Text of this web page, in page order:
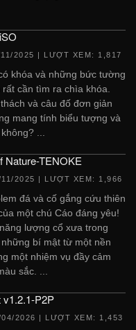
2025 | LƯỢT XEM: 1,817
khóa và những bức tường
cần tìm ra chìa khóa.
và câu đố đơn giản
mang tính biểu tượng và
...
Nature-TENOKE
11/2025 | LƯỢT XEM: 1,966
đá và cố gắng cứu thiên
một chú Cáo đáng yêu!
lượng cổ xưa trong
bí mật từ một nền
một nhiệm vụ đầy cảm
sắc. ...
v1.2.1-P2P
04/2026 | LƯỢT XEM: 1,453